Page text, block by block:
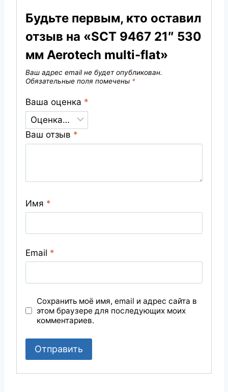
Будьте первым, кто оставил
отзыв на «SCT 9467 21″ 530
мм Aerotech multi-flat»
Ваш адрес email не будет опубликован.
Обязательные поля помечены *
Ваша оценка *
Ваш отзыв *
Имя *
Email *
Сохранить моё имя, email и адрес сайта в
этом браузере для последующих моих
комментариев.